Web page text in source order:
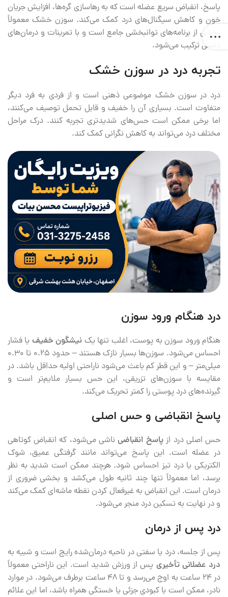
پاسخ، انقباض سریع عضله است که به رهاسازی گره‌ها، افزایش جریان
خون و کاهش سیگنال‌های درد کمک می‌کند. سوزن خشک معمولاً
بخشی از برنامه‌های توانبخشی جامع است و با تمرینات و درمان‌های
دستی ترکیب می‌شود.
تجربه درد در سوزن خشک
درد در سوزن خشک موضوعی ذهنی است و از فردی به فرد دیگر
متفاوت است. بسیاری آن را خفیف و قابل تحمل توصیف می‌کنند،
اما برخی ممکن است حس‌های شدیدتری تجربه کنند. درک مراحل
مختلف درد می‌تواند به کاهش نگرانی کمک کند.
درد هنگام ورود سوزن
هنگام ورود سوزن به پوست، اغلب تنها یک نیشگون خفیف یا فشار
احساس می‌شود. سوزن‌ها بسیار نازک هستند – حدود ۰.۲۵ تا ۰.۳۰
میلی‌متر – و این قطر کم باعث می‌شود ناراحتی اولیه حداقل باشد. در
مقایسه با سوزن‌های تزریقی، این حس بسیار ملایم‌تر است و
گیرنده‌های درد پوستی را کمتر تحریک می‌کند.
پاسخ انقباضی و حس اصلی
حس اصلی درد از پاسخ انقباضی ناشی می‌شود، که انقباض کوتاهی
در عضله است. این پاسخ می‌تواند مانند گرفتگی عمیق، شوک
الکتریکی یا درد تیز احساس شود. هرچند ممکن است شدید به نظر
برسد، اما معمولاً تنها چند ثانیه طول می‌کشد و بخشی ضروری از
درمان است. این انقباض به غیرفعال کردن نقطه ماشه‌ای کمک می‌کند
و در نهایت به تسکین درد منجر می‌شود.
درد پس از درمان
پس از جلسه، درد یا سفتی در ناحیه درمان‌شده رایج است و شبیه به
درد عضلانی تأخیری پس از ورزش شدید است. این ناراحتی معمولاً
در ۲۴ ساعت به اوج می‌رسد و تا ۴۸ ساعت برطرف می‌شود. در موارد
نادر، ممکن است با کبودی جزئی یا خستگی همراه باشد، اما این علائم